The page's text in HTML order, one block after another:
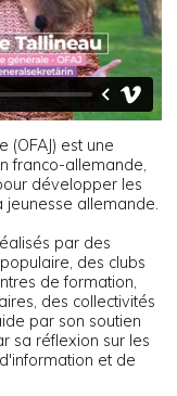
(OFAJ) est une
franco-allemande,
développer les
jeunesse allemande.
par des
des clubs
de formation,
des collectivités
par son soutien
sa réflexion sur les
et de